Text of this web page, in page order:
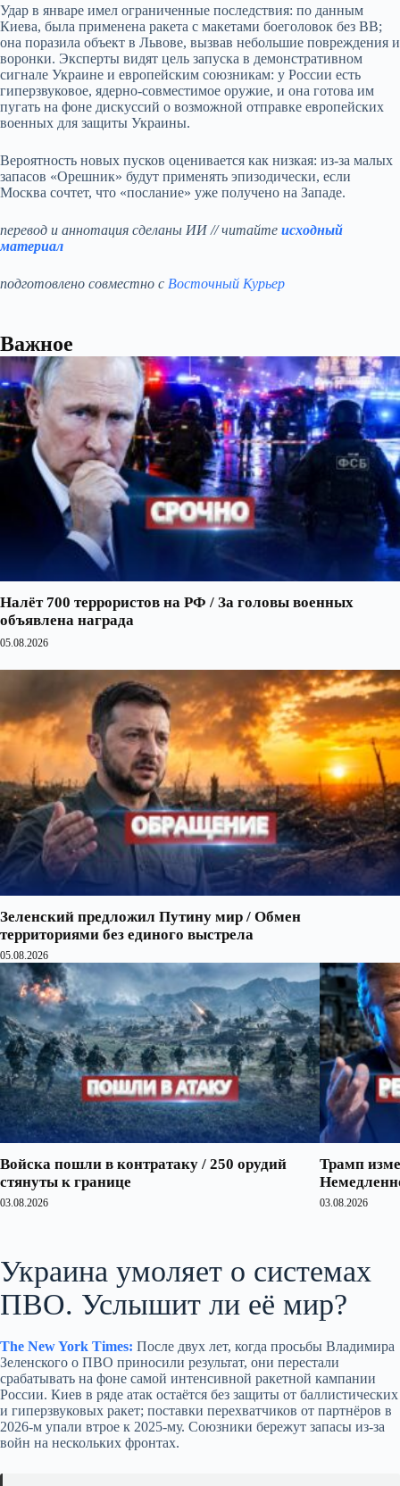
Удар в январе имел ограниченные последствия: по данным
Киева, была применена ракета с макетами боеголовок без ВВ;
она поразила объект в Львове, вызвав небольшие повреждения и
воронки. Эксперты видят цель запуска в демонстративном
сигнале Украине и европейским союзникам: у России есть
гиперзвуковое, ядерно-совместимое оружие, и она готова им
пугать на фоне дискуссий о возможной отправке европейских
военных для защиты Украины.
Вероятность новых пусков оценивается как низкая: из‑за малых
запасов «Орешник» будут применять эпизодически, если
Москва сочтет, что «послание» уже получено на Западе.
перевод и аннотация сделаны ИИ // читайте исходный
материал
подготовлено совместно с Восточный Курьер
Важное
Налёт 700 террористов на РФ / За головы военных
объявлена награда
05.08.2026
Зеленский предложил Путину мир / Обмен
территориями без единого выстрела
05.08.2026
Войска пошли в контратаку / 250 орудий
стянуты к границе
03.08.2026
Трамп
03.08.2026
Украина умоляет о системах
ПВО. Услышит ли её мир?
The New York Times: После двух лет, когда просьбы Владимира
Зеленского о ПВО приносили результат, они перестали
срабатывать на фоне самой интенсивной ракетной кампании
России. Киев в ряде атак остаётся без защиты от баллистических
и гиперзвуковых ракет; поставки перехватчиков от партнёров в
2026‑м упали втрое к 2025‑му. Союзники бережут запасы из‑за
войн на нескольких фронтах.